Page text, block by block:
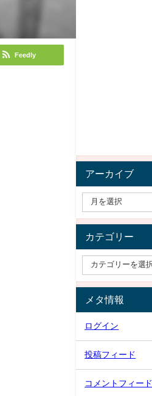
Feedly
アーカイブ
カテゴリー
メタ情報
ログイン
投稿フィード
コメントフィード